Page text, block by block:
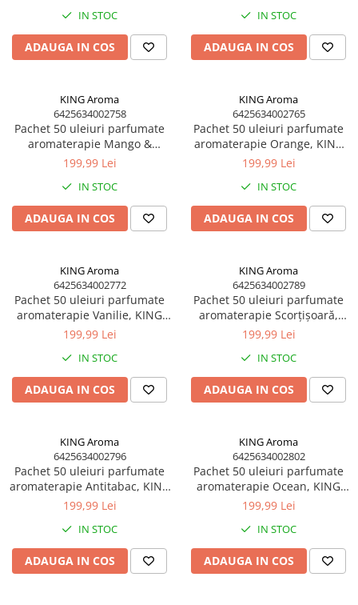
Rezerve parfum pentru difuzoare
de parfum
CADOURI & Evenimente
Consumabile Ritualice
Candele și Lumânări
Evenimente Speciale
Lumânări cununie / botez
Cutii Dar / Trusou
Decor & Obiecte Design
Oglinzi decorative
B2B / Profesional
Bază lichide VG/PG – DIY &
Profesional
Sisteme de Parfumare HoReCa &
Comercial
Difuzoare de arome Profesionale
Producție și Creație Lumânări
Ceruri și materii prime pentru
Parfumuri pentru Lumânări,
Materii Prime & Substanțe (Hobby
& Tech)
IN STOC
ADAUGA IN COS
IN STOC
ADAUGA IN COS
KING Aroma
6425634002758
Pachet 50 uleiuri parfumate
aromaterapie Mango &
Papaya, KING Aroma, 10 ml
199,99 Lei
IN STOC
ADAUGA IN COS
KING Aroma
6425634002765
Pachet 50 uleiuri parfumate
aromaterapie Orange, KING
Aroma, 10 ml
199,99 Lei
IN STOC
ADAUGA IN COS
KING Aroma
6425634002772
Pachet 50 uleiuri parfumate
aromaterapie Vanilie, KING
Aroma, 10 ml
199,99 Lei
IN STOC
ADAUGA IN COS
KING Aroma
6425634002789
Pachet 50 uleiuri parfumate
aromaterapie Scorțișoară,
KING Aroma, 10 ml
199,99 Lei
IN STOC
ADAUGA IN COS
KING Aroma
6425634002796
Pachet 50 uleiuri parfumate
aromaterapie Antitabac, KING
Aroma, 10 ml
199,99 Lei
IN STOC
ADAUGA IN COS
KING Aroma
6425634002802
Pachet 50 uleiuri parfumate
aromaterapie Ocean, KING
Aroma, 10 ml
199,99 Lei
IN STOC
ADAUGA IN COS